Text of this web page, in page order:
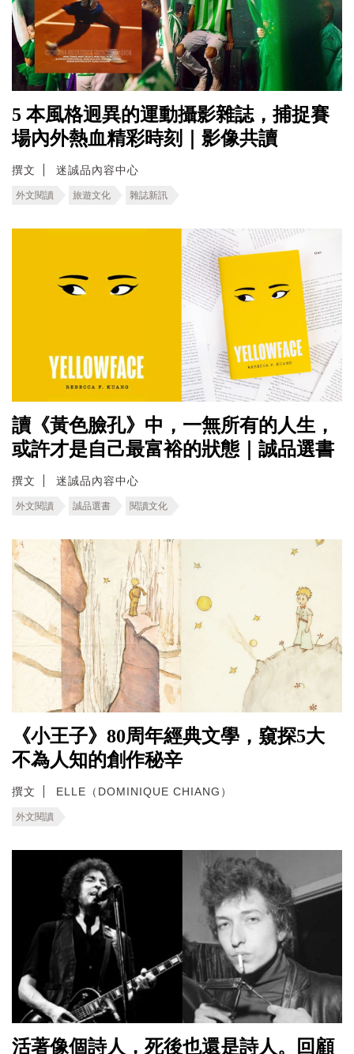
5 本風格迥異的運動攝影雜誌，捕捉賽
場內外熱血精彩時刻｜影像共讀
撰文 迷誠品內容中心
外文閱讀 旅遊文化 雜誌新訊
讀《黃色臉孔》中，一無所有的人生，
或許才是自己最富裕的狀態｜誠品選書
撰文 迷誠品內容中心
外文閱讀 誠品選書 閱讀文化
《小王子》80周年經典文學，窺探5大
不為人知的創作秘辛
撰文 ELLE（DOMINIQUE CHIANG）
外文閱讀
活著像個詩人，死後也還是詩人。回顧